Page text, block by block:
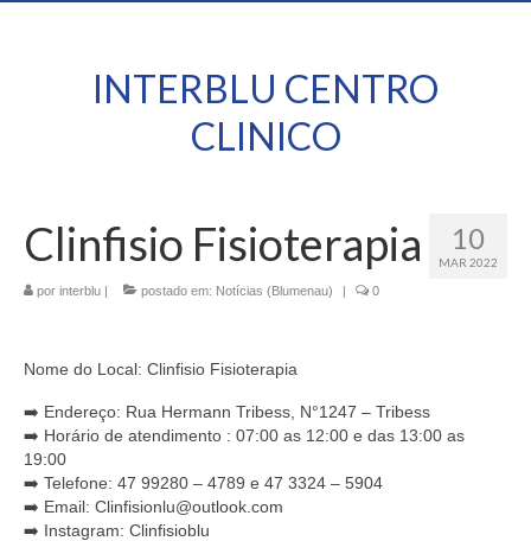
INTERBLU CENTRO
CLINICO
10
MAR 2022
Clinfisio Fisioterapia
por interblu | postado em: Notícias (Blumenau) | 0
Nome do Local: Clinfisio Fisioterapia
➡️ Endereço: Rua Hermann Tribess, N°1247 – Tribess
➡️ Horário de atendimento : 07:00 as 12:00 e das 13:00 as
19:00
➡️ Telefone: 47 99280 – 4789 e 47 3324 – 5904
➡️ Email: Clinfisionlu@outlook.com
➡️ Instagram: Clinfisioblu